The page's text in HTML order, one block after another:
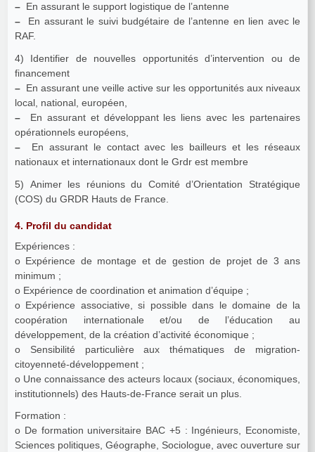
– En assurant le support logistique de l’antenne
– En assurant le suivi budgétaire de l’antenne en lien avec le
RAF.
4) Identifier de nouvelles opportunités d’intervention ou de
financement
– En assurant une veille active sur les opportunités aux niveaux
local, national, européen,
– En assurant et développant les liens avec les partenaires
opérationnels européens,
– En assurant le contact avec les bailleurs et les réseaux
nationaux et internationaux dont le Grdr est membre
5) Animer les réunions du Comité d’Orientation Stratégique
(COS) du GRDR Hauts de France.
4. Profil du candidat
Expériences :
o Expérience de montage et de gestion de projet de 3 ans
minimum ;
o Expérience de coordination et animation d’équipe ;
o Expérience associative, si possible dans le domaine de la
coopération internationale et/ou de l’éducation au
développement, de la création d’activité économique ;
o Sensibilité particulière aux thématiques de migration-
citoyenneté-développement ;
o Une connaissance des acteurs locaux (sociaux, économiques,
institutionnels) des Hauts-de-France serait un plus.
Formation :
o De formation universitaire BAC +5 : Ingénieurs, Economiste,
Sciences politiques, Géographe, Sociologue, avec ouverture sur